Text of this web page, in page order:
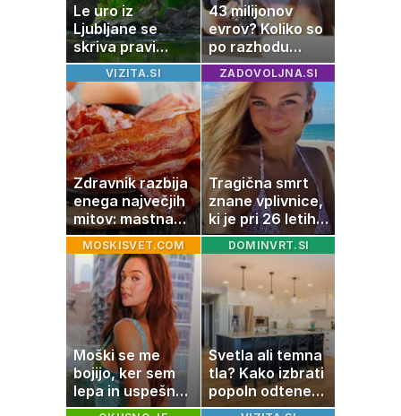
Le uro iz
Ljubljane se
skriva pravi
naravni čudež:
izlet, ki bo
navdušil otroke
43 milijonov
evrov? Koliko so
po razhodu
zahtevale ali
prejele
partnerice
športnih
zvezdnikov
VIZITA.SI
Zdravnik razbija
enega največjih
mitov: mastna
jetra ne
nastanejo zaradi
slanine, temveč
zaradi živila, ki
ga imamo vsi
radi
ZADOVOLJNA.SI
Tragična smrt
znane vplivnice,
ki je pri 26 letih
izgubila boj z
boleznijo
MOSKISVET.COM
Moški se me
bojijo, ker sem
lepa in uspešna:
Misica razkrila,
DOMINVRT.SI
Svetla ali temna
tla? Kako izbrati
popoln odtenek
za vaš dom